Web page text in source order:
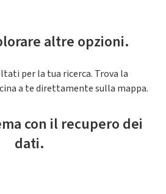
altre opzioni.
per la tua ricerca. Trova la
a te direttamente sulla mappa.
con il recupero dei
dati.